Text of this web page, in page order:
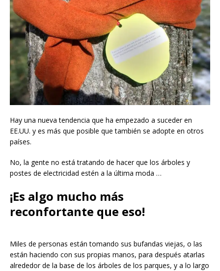
Hay una nueva tendencia que ha empezado a suceder en
EE.UU. y es más que posible que también se adopte en otros
países.
No, la gente no está tratando de hacer que los árboles y
postes de electricidad estén a la última moda …
¡Es algo mucho más
reconfortante que eso!
Miles de personas están tomando sus bufandas viejas, o las
están haciendo con sus propias manos, para después atarlas
alrededor de la base de los árboles de los parques, y a lo largo